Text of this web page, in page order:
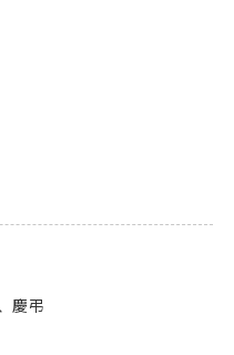
慶弔